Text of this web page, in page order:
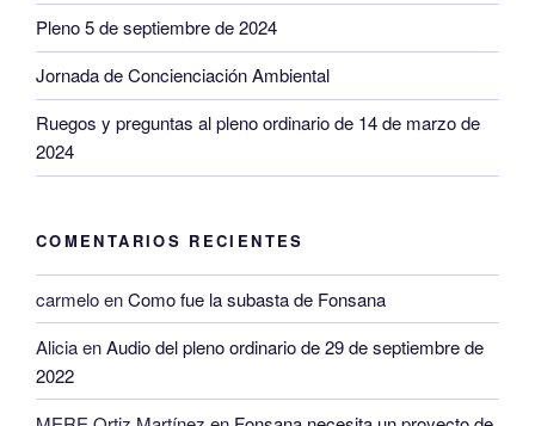
Pleno 5 de septiembre de 2024
Jornada de Concienciación Ambiental
Ruegos y preguntas al pleno ordinario de 14 de marzo de
2024
COMENTARIOS RECIENTES
carmeloenComo fue la subasta de Fonsana
AliciaenAudio del pleno ordinario de 29 de septiembre de
2022